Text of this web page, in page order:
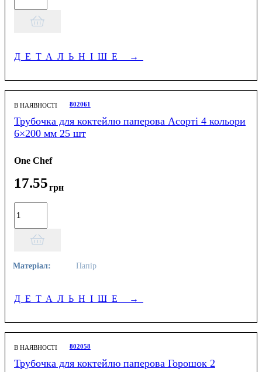
ДЕТАЛЬНІШЕ →
В НАЯВНОСТІ 802061
Трубочка для коктейлю паперова Асорті 4 кольори
6×200 мм 25 шт
One Chef
17.55грн
Матеріал: Папір
ДЕТАЛЬНІШЕ →
В НАЯВНОСТІ 802058
Трубочка для коктейлю паперова Горошок 2